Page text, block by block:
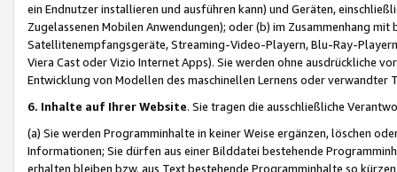
ein Endnutzer installieren und ausführen kann) und Geräten,
Zugelassenen Mobilen Anwendungen); oder (b) im Zusammenhang
Satellitenempfangsgeräte, Streaming-Video-Playern, Blu-Ray-
Viera Cast oder Vizio Internet Apps). Sie werden ohne ausdrückliche
Entwicklung von Modellen des maschinellen Lernens oder
6. Inhalte auf Ihrer Website. Sie tragen die ausschließliche
(a) Sie werden Programminhalte in keiner Weise ergänzen, löschen
Informationen; Sie dürfen aus einer Bilddatei bestehende
erhalten bleiben bzw. aus Text bestehende Programminhalte so